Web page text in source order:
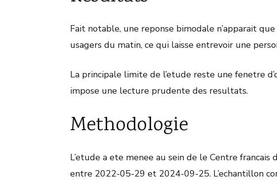
Fait notable, une reponse bimodale n’apparait
usagers du matin, ce qui laisse entrevoir une
La principale limite de l’etude reste une fenetre
impose une lecture prudente des resultats.
Methodologie
L’etude a ete menee au sein de le Centre francais
entre 2022-05-29 et 2024-09-25. L’echantillon